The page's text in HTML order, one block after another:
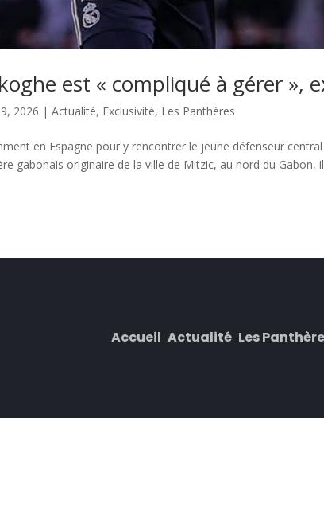
est « compliqué à gérer »,
2026 |Actualité, Exclusivité, Les Panthères
en Espagne pour y rencontrer le jeune défenseur
gabonais originaire de la ville de Mitzic, au nord du Gabon,
Accueil Actualité Les